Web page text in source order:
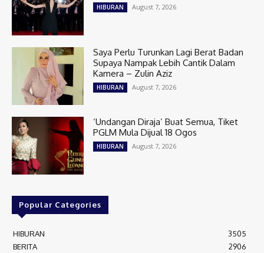
HIBURAN August 7, 2026
Saya Perlu Turunkan Lagi Berat Badan
Supaya Nampak Lebih Cantik Dalam
Kamera – Zulin Aziz
HIBURAN August 7, 2026
‘Undangan Diraja’ Buat Semua, Tiket
PGLM Mula Dijual 18 Ogos
HIBURAN August 7, 2026
Popular Categories
HIBURAN
3505
BERITA
2906